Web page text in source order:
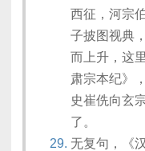
西征，河宗
子披图视典
而上升，这
肃宗本纪》
史崔侁向玄
了。
无复句，《